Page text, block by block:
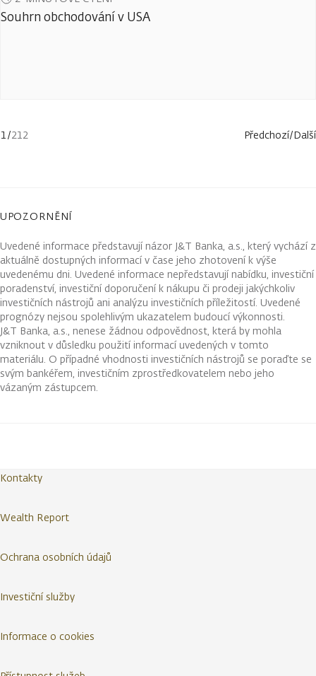
Souhrn obchodování v USA
1/212 Předchozí/Další
UPOZORNĚNÍ
Uvedené informace představují názor J&T Banka, a.s., který vychází z
aktuálně dostupných informací v čase jeho zhotovení k výše
uvedenému dni. Uvedené informace nepředstavují nabídku, investiční
poradenství, investiční doporučení k nákupu či prodeji jakýchkoliv
investičních nástrojů ani analýzu investičních příležitostí. Uvedené
prognózy nejsou spolehlivým ukazatelem budoucí výkonnosti.
J&T Banka, a.s., nenese žádnou odpovědnost, která by mohla
vzniknout v důsledku použití informací uvedených v tomto
materiálu. O případné vhodnosti investičních nástrojů se poraďte se
svým bankéřem, investičním zprostředkovatelem nebo jeho
vázaným zástupcem.
Kontakty
Wealth Report
Ochrana osobních údajů
Investiční služby
Informace o cookies